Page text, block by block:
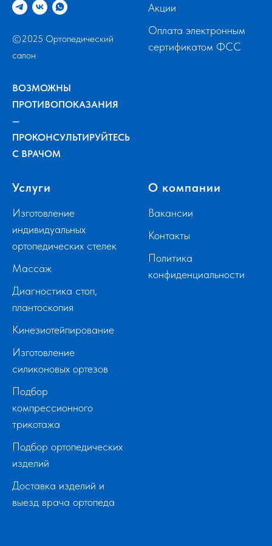
©2025 Ортопедический
салон
ВОЗМОЖНЫ
ПРОТИВОПОКАЗАНИЯ
—
ПРОКОНСУЛЬТИРУЙТЕСЬ
С ВРАЧОМ
Акции
Оплата электронным
сертификатом ФСС
Услуги
Изготовление
индивидуальных
ортопедических стелек
Массаж
Диагностика стоп,
плантоскопия
Кинезиотейпирование
Изготовление
силиконовых ортезов
Подбор
компрессионного
трикотажа
Подбор ортопедических
изделий
Доставка изделий и
выезд врача ортопеда
О компании
Вакансии
Контакты
Политика
конфиденциальности